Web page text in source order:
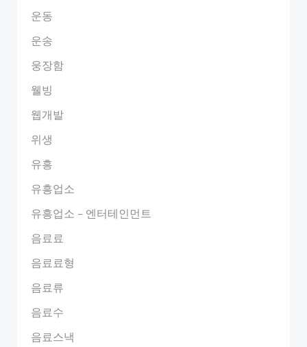
운동
운송
웅장함
웰빙
웹개발
위생
유흥
유흥업소
유흥업소 – 엔터테인먼트
음료료
음료료형
음료류
음료수
음료스낵